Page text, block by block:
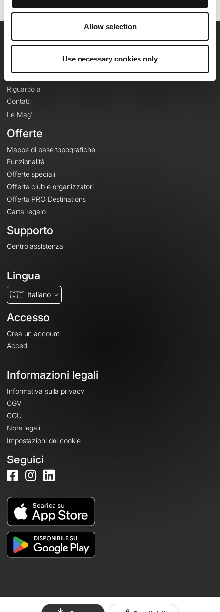
Allow selection
Use necessary cookies only
OpenRunner
Riguardo a
Contatti
Le Mag'
Offerte
Mappe di base topografiche
Funzionalità
Offerte speciali
Offerta club e organizzatori
Offerta PRO Destinations
Carta regalo
Supporto
Centro assistenza
Lingua
🇮🇹 Italiano
Accesso
Crea un account
Accedi
Informazioni legali
Informativa sulla privacy
CGV
CGU
Note legali
Impostazioni dei cookie
Seguici